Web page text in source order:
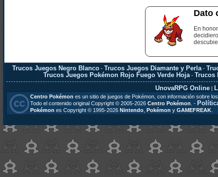
Dato
En
Trucos Juegos Negro Blanco -Trucos Juegos Diamante y Perla -
Trucos Juegos Pokémon Rojo Fuego Verde Hoja -Trucos
UnovaRPG Online |
Centro Pokémon es un sitio de juegos de Pokémon, con información sobre
Todo el contenido original Copyright © 2005-2026 Centro Pokémon . -
Pokémon es Copyright © 1995-2026 Nintendo, Pokémon y GAMEFREAK.